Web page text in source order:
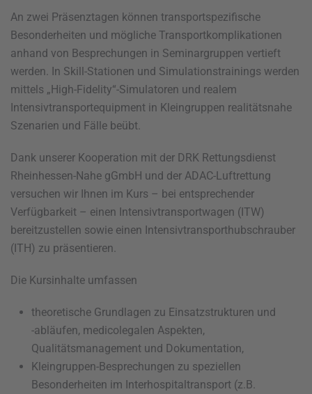
An zwei Präsenztagen können transportspezifische
Besonderheiten und mögliche Transportkomplikationen
anhand von Besprechungen in Seminargruppen vertieft
werden. In Skill-Stationen und Simulationstrainings werden
mittels „High-Fidelity“-Simulatoren und realem
Intensivtransportequipment in Kleingruppen realitätsnahe
Szenarien und Fälle beübt.
Dank unserer Kooperation mit der DRK Rettungsdienst
Rheinhessen-Nahe gGmbH und der ADAC-Luftrettung
versuchen wir Ihnen im Kurs – bei entsprechender
Verfügbarkeit – einen Intensivtransportwagen (ITW)
bereitzustellen sowie einen Intensivtransporthubschrauber
(ITH) zu präsentieren.
Die Kursinhalte umfassen
theoretische Grundlagen zu Einsatzstrukturen und
-abläufen, medicolegalen Aspekten,
Qualitätsmanagement und Dokumentation,
Kleingruppen-Besprechungen zu speziellen
Besonderheiten im Interhospitaltransport (z.B.